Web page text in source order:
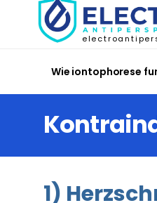
Wie iontophorese
1)